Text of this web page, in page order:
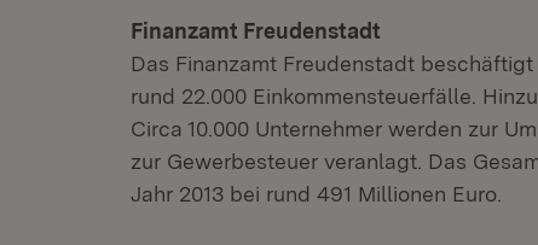
Finanzamt Freudenstadt
Das Finanzamt Freudenstadt
rund 22.000 Einkommensteuerfälle.
Circa 10.000 Unternehmer werden zur
zur Gewerbesteuer veranlagt. Das
Jahr 2013 bei rund 491 Millionen Euro.